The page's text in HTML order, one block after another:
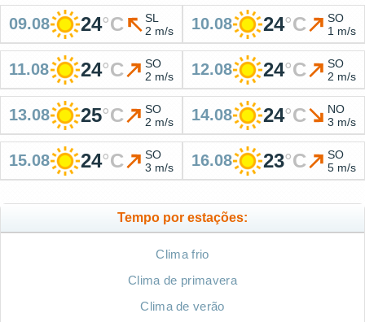
09.08 24°C
SL
2 m/s
10.08 24°C
SO
1 m/s
11.08 24°C
SO
2 m/s
12.08 24°C
SO
2 m/s
13.08 25°C
SO
2 m/s
14.08 24°C
NO
3 m/s
15.08 24°C
SO
3 m/s
16.08 23°C
SO
5 m/s
Tempo por estações:
Clima frio
Clima de primavera
Clima de verão